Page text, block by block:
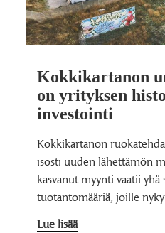
Kokkikartanon
on yrityksen
investointi
Kokkikartanon
isosti uuden lähettämön
kasvanut myynti vaatii yhä
tuotantomääriä, joille
Lue lisää